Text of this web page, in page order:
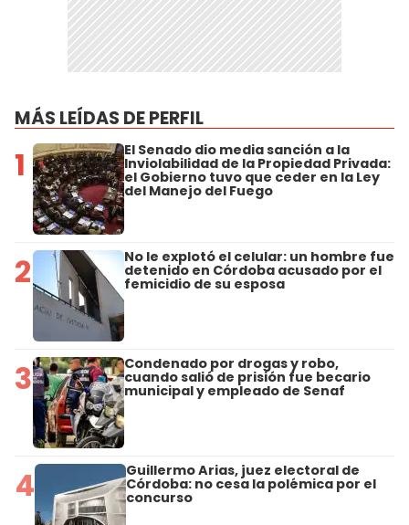
MÁS LEÍDAS DE PERFIL
1 El Senado dio media sanción a la
Inviolabilidad de la Propiedad Privada:
el Gobierno tuvo que ceder en la Ley
del Manejo del Fuego
2 No le explotó el celular: un hombre fue
detenido en Córdoba acusado por el
femicidio de su esposa
3 Condenado por drogas y robo,
cuando salió de prisión fue becario
municipal y empleado de Senaf
4 Guillermo Arias, juez electoral de
Córdoba: no cesa la polémica por el
concurso